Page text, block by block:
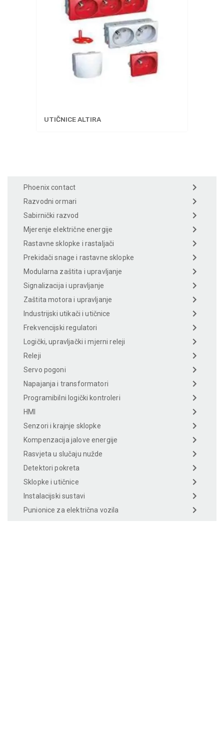
UTIČNICE ALTIRA
Phoenix contact
Razvodni ormari
Sabirnički razvod
Mjerenje električne energije
Rastavne sklopke i rastaljači
Prekidači snage i rastavne sklopke
Modularna zaštita i upravljanje
Signalizacija i upravljanje
Zaštita motora i upravljanje
Industrijski utikači i utičnice
Frekvencijski regulatori
Logički, upravljački i mjerni releji
Releji
Servo pogoni
Napajanja i transformatori
Programibilni logički kontroleri
HMI
Senzori i krajnje sklopke
Kompenzacija jalove energije
Rasvjeta u slučaju nužde
Detektori pokreta
Sklopke i utičnice
Instalacijski sustavi
Punionice za električna vozila